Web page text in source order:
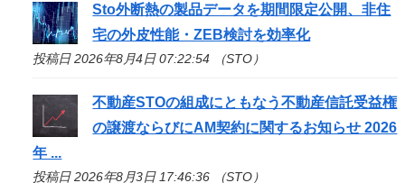
Sto外断熱の製品データを期間限定公開、非住
宅の外皮性能・ZEB検討を効率化
投稿日 2026年8月4日 07:22:54 （STO）
不動産STOの組成にともなう不動産信託受益権
の譲渡ならびにAM契約に関するお知らせ 2026
年 ...
投稿日 2026年8月3日 17:46:36 （STO）